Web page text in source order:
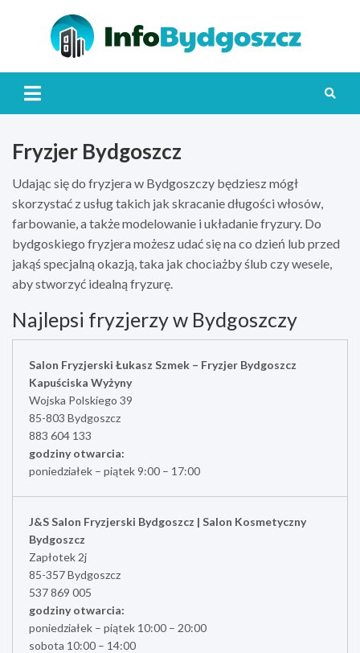
Fryzjer Bydgoszcz
Udając się do fryzjera w Bydgoszczy będziesz mógł
skorzystać z usług takich jak skracanie długości włosów,
farbowanie, a także modelowanie i układanie fryzury. Do
bydgoskiego fryzjera możesz udać się na co dzień lub przed
jakąś specjalną okazją, taka jak chociażby ślub czy wesele,
aby stworzyć idealną fryzurę.
Najlepsi fryzjerzy w Bydgoszczy
Salon Fryzjerski Łukasz Szmek – Fryzjer Bydgoszcz
Kapuściska Wyżyny
Wojska Polskiego 39
85-803 Bydgoszcz
883 604 133
godziny otwarcia:
poniedziałek – piątek 9:00 – 17:00
J&S Salon Fryzjerski Bydgoszcz | Salon Kosmetyczny
Bydgoszcz
Zapłotek 2j
85-357 Bydgoszcz
537 869 005
godziny otwarcia:
poniedziałek – piątek 10:00 – 20:00
sobota 10:00 – 14:00